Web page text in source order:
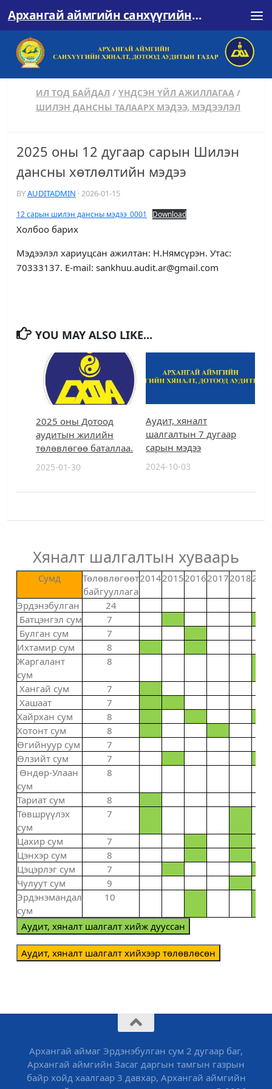
Skip to content Архангай аймгийн санхүүгийн хяналт, дотоод аудитын газар
ИЛ ТОД БАЙДАЛ / ҮНДСЭН ҮЙЛ АЖИЛЛАГАА /
ШИЛЭН ДАНСНЫ ТАЛААРХ МЭДЭЭ, МЭДЭЭЛЭЛ
2025 оны 12 дугаар сарын Шилэн
дансны хөтлөлтийн мэдээ
BYAUDITADMIN ·2026-01-15
12 сарын шилэн дансны мэдээ_0001 Download
Холбоо барих
Мэдээлэл хариуцсан ажилтан: Н.Нямсүрэн. Утас:
70333137. E-mail: sankhuu.audit.ar@gmail.com
YOU MAY ALSO LIKE...
2025 оны Дотоод
аудитын жилийн
төлөвлөгөө баталлаа.
2025-01-30
Аудит, хяналт
шалгалтын 7 дугаар
сарын мэдээ
2024-10-03
Хяналт шалгалтын хуваарь
Сумд
Төлөвлөгөөт
байгууллага
20142015201620172018
Эрдэнэбулган
24
Батцэнгэл сум
7
Булган сум
7
Ихтамир сум
8
Жаргалант
сум
8
Хангай сум
7
Хашаат
7
Хайрхан сум
8
Хотонт сум
8
Өгийнуур сум
7
Өлзийт сум
7
Өндөр-Улаан
сум
8
Тариат сум
8
Төвшрүүлэх
сум
7
Цахир сум
7
Цэнхэр сум
8
Цэцэрлэг сум
7
Чулуут сум
9
Эрдэнэмандал
сум
10
Аудит, хяналт шалгалт хийж дууссан
Аудит, хяналт шалгалт хийхээр төлөвлөсөн
Архангай аймаг Эрдэнэбулган сум 2 дугаар баг,
Архангай аймгийн Засаг даргын тамгын газрын
байр хойд хаалгаар 3 давхар, Архангай аймгийн